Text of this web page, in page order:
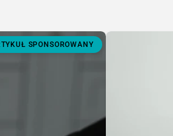
SPONSOROWANY